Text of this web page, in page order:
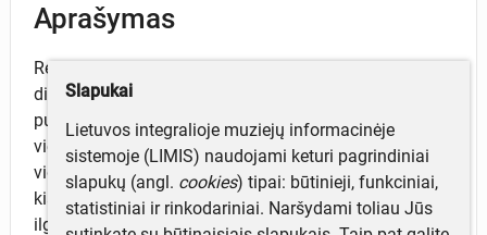
Aprašymas
Rėzokas medinis, naudotas kubilams – bačkoms
dirbtii, padarytas iš vientiso medžio tašo su
pusapvaliai nudrožtais galais ir puslankiu išlenktu
vienu kraštu su pusės apskritimo kiauryme. Pagrindo
viduryje iškaltuota stačiakampė 1,5 x 1,5 cm dydžio
kiaurymė geležtei įtvirtinti. Kiaurymėje įstatyta 17 cm
ilgio užlenktu galu lygiai užgaląsta geležtė. Ant
Slapukai
Lietuvos integralioje muziejų informacinėje
sistemoje (LIMIS) naudojami keturi pagrindiniai
slapukų (angl. cookies) tipai: būtinieji, funkciniai,
statistiniai ir rinkodariniai. Naršydami toliau Jūs